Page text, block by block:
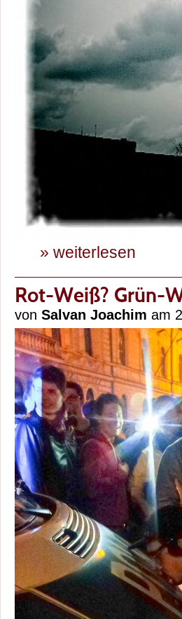
» weiterlesen
Rot-Weiß? Grün-
von Salvan Joachim am